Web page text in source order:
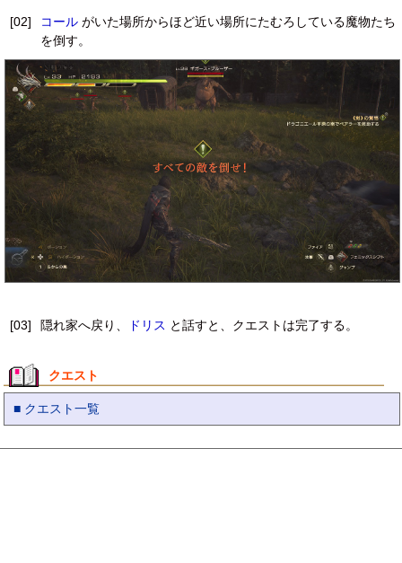
[02] コールがいた場所からほど近い場所にたむろしている魔物たち
を倒す。
[03] 隠れ家へ戻り、 ドリス と話すと、クエストは完了する。
クエスト
■ クエスト一覧